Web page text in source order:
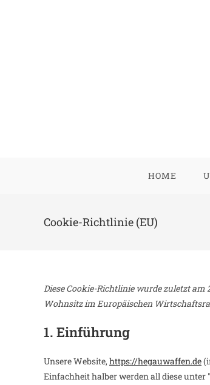
HOME
Cookie-Richtlinie (EU)
Diese Cookie-Richtlinie wurde zuletzt
Wohnsitz im Europäischen
1. Einführung
Unsere Website,https://hegauwaffen.de
Einfachheit halber werden all diese